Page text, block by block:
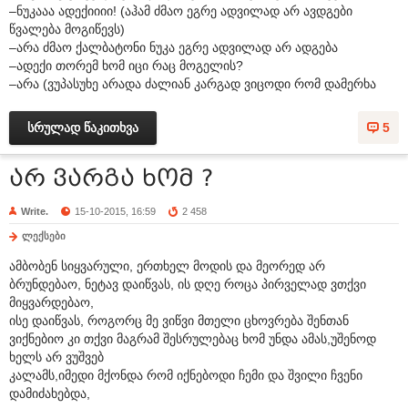
–ნუკააა ადექიიიი! (აჰამ ძმაო ეგრე ადვილად არ ავდგები
წვალება მოგიწევს)
–არა ძმაო ქალბატონი ნუკა ეგრე ადვილად არ ადგება
–ადექი თორემ ხომ იცი რაც მოგელის?
–არა (ვუპასუხე არადა ძალიან კარგად ვიცოდი რომ დამერხა
5
სრულად წაკითხვა
არ ვარგა ხომ ?
Write. 15-10-2015, 16:59 2 458
ლექსები
ამბობენ სიყვარული, ერთხელ მოდის და მეორედ არ
ბრუნდებაო, ნეტავ დაიწვას, ის დღე როცა პირველად ვთქვი
მიყვარდებაო,
ისე დაიწვას, როგორც მე ვიწვი მთელი ცხოვრება შენთან
ვიქნებიო კი თქვი მაგრამ შესრულებაც ხომ უნდა ამას,უშენოდ
ხელს არ ვუშვებ
კალამს,იმედი მქონდა რომ იქნებოდი ჩემი და შვილი ჩვენი
დამიძახებდა,